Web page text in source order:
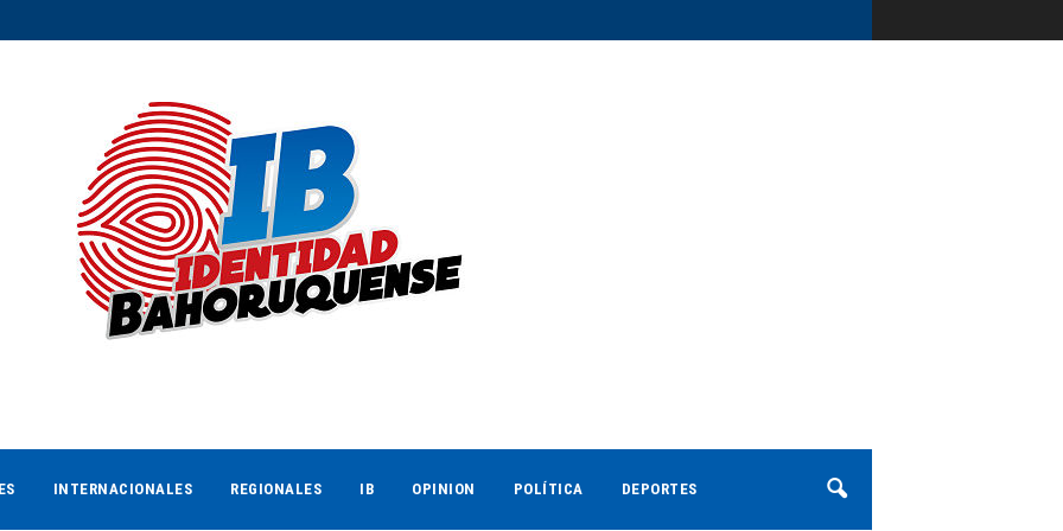
INTERNACIONALES REGIONALES IB OPINION POLÍTICA DEPORTES